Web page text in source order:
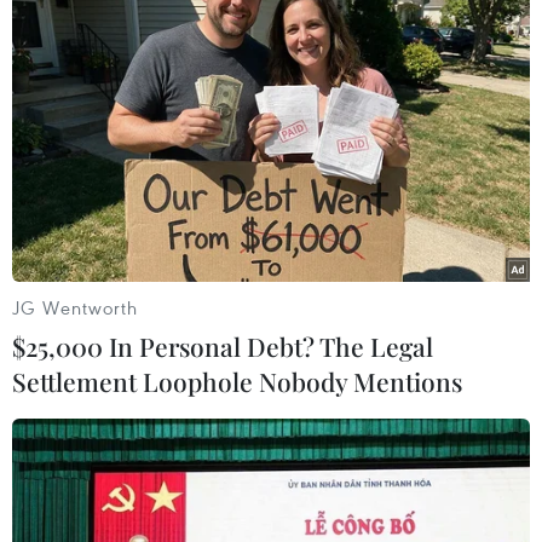
#Greenland #Tổng thống Donald Trump
#Đan Mạch
#Bầu cử
Đan Mạch Mỹ
Theo dõi VietnamPlus
TIN LIÊN QUAN
JG Wentworth
$25,000 In Personal Debt? The Legal
Settlement Loophole Nobody Mentions